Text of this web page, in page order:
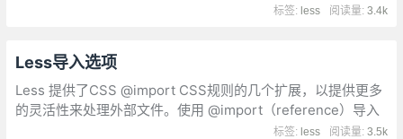
阅读量:3.4k
标签: less
Less导入选项
Less 提供了CSS @import CSS规则的几个扩展，以提供更多
的灵活性来处理外部文件。使用 @import（reference）导入
阅读量:3.5k
标签: less